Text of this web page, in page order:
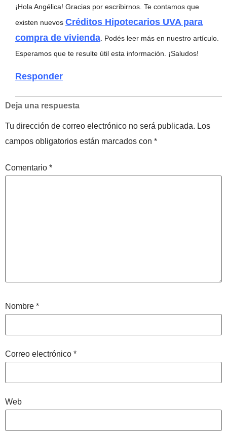
¡Hola Angélica! Gracias por escribirnos. Te contamos que
existen nuevos Créditos Hipotecarios UVA para
compra de vivienda . Podés leer más en nuestro artículo.
Esperamos que te resulte útil esta información. ¡Saludos!
Responder
Deja una respuesta
Tu dirección de correo electrónico no será publicada. Los
campos obligatorios están marcados con *
Comentario *
Nombre *
Correo electrónico *
Web